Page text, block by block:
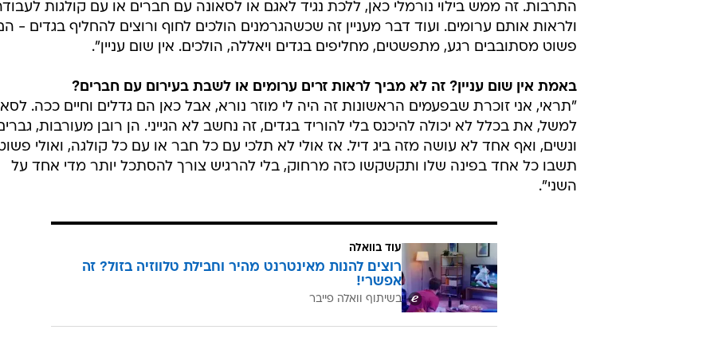
התרבות. זה ממש בילוי נורמלי כאן, ללכת נגיד לאגם או לסאונה עם חברים או עם קולגות
ולראות אותם ערומים. ועוד דבר מעניין זה שכשהגרמנים הולכים לחוף ורוצים להחליף בגדים -
פשוט מסתובבים רגע, מתפשטים, מחליפים בגדים ויאללה, הולכים. אין שום עניין".
באמת אין שום עניין? זה לא מביך לראות זרים ערומים או לשבת בעירום עם חברים?
"תראי, אני זוכרת שבפעמים הראשונות זה היה לי מוזר נורא, אבל כאן הם גדלים וחיים ככה.
למשל, את בכלל לא יכולה להיכנס בלי להוריד בגדים, זה נחשב לא הגייני. הן רובן מעורבות,
ונשים, ואף אחד לא עושה מזה ביג דיל. אז אולי לא תלכי עם כל חבר או עם כל קולגה, ואולי
תשבו כל אחד בפינה שלו ותקשקשו כזה מרחוק, בלי להרגיש צורך להסתכל יותר מדי אחד על
השני".
עוד בוואלה
רוצים להנות מאינטרנט מהיר וחבילת טלווזיה בזול? זה
אפשרי!
בשיתוף וואלה פייבר